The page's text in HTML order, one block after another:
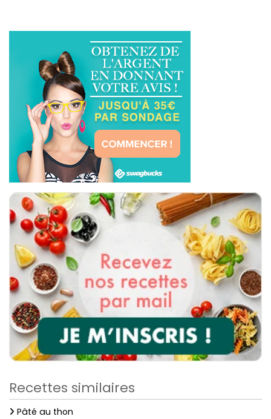
Recettes similaires
Pâté au thon